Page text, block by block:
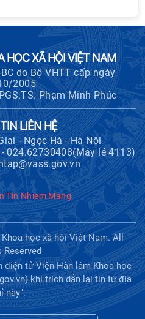
HỌC XÃ HỘI VIỆT NAM
do Bộ VHTT cấp ngày
2005
Phạm Minh Phúc
LIÊN HỆ
- Ngọc Hà - Hà Nội
024.62730408(Máy lẻ 4113)
học xã hội Việt Nam. All
Reserved
điện tử Viện Hàn lâm Khoa học
khi trích dẫn lại tin từ địa
này".